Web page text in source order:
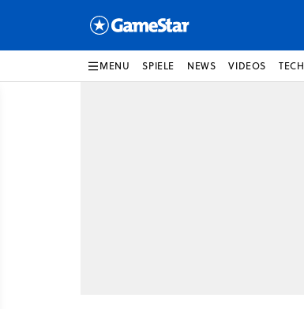
MENU SPIELE NEWS VIDEOS TECH